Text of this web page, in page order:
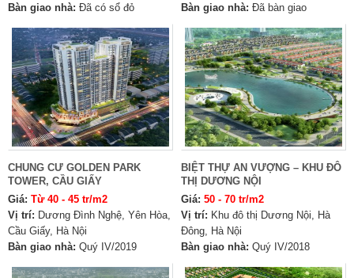
Bàn giao nhà: Đã có sổ đỏ
Bàn giao nhà: Đã bàn giao
CHUNG CƯ GOLDEN PARK
TOWER, CẦU GIẤY
Giá: Từ 40 - 45 tr/m2
Vị trí: Dương Đình Nghệ, Yên Hòa,
Cầu Giấy, Hà Nội
Bàn giao nhà: Quý IV/2019
BIỆT THỰ AN VƯỢNG – KHU ĐÔ
THỊ DƯƠNG NỘI
Giá: 50 - 70 tr/m2
Vị trí: Khu đô thị Dương Nội, Hà
Đông, Hà Nội
Bàn giao nhà: Quý IV/2018